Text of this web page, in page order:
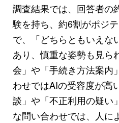
調査結果では、回答者の
験を持ち、約6割がポジ
で、「どちらともいえな
あり、慎重な姿勢も見ら
会」や「手続き方法案内
わせではAIの受容度が高
談」や「不正利用の疑い
な問い合わせでは、人に